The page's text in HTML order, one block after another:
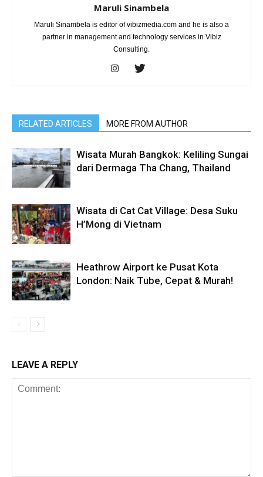
Maruli Sinambela
Maruli Sinambela is editor of vibizmedia.com and he is also a
partner in management and technology services in Vibiz
Consulting.
RELATED ARTICLES MORE FROM AUTHOR
Wisata Murah Bangkok: Keliling Sungai
dari Dermaga Tha Chang, Thailand
Wisata di Cat Cat Village: Desa Suku
H’Mong di Vietnam
Heathrow Airport ke Pusat Kota
London: Naik Tube, Cepat & Murah!
LEAVE A REPLY